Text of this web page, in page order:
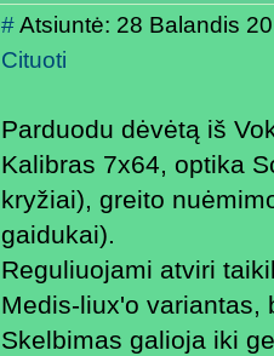
#Atsiuntė: 28 Balandis
Cituoti
Parduodu dėvėtą iš
Kalibras 7x64, optika
kryžiai), greito
gaidukai).
Reguliuojami atviri
Medis-liux'o variantas,
Skelbimas galioja iki